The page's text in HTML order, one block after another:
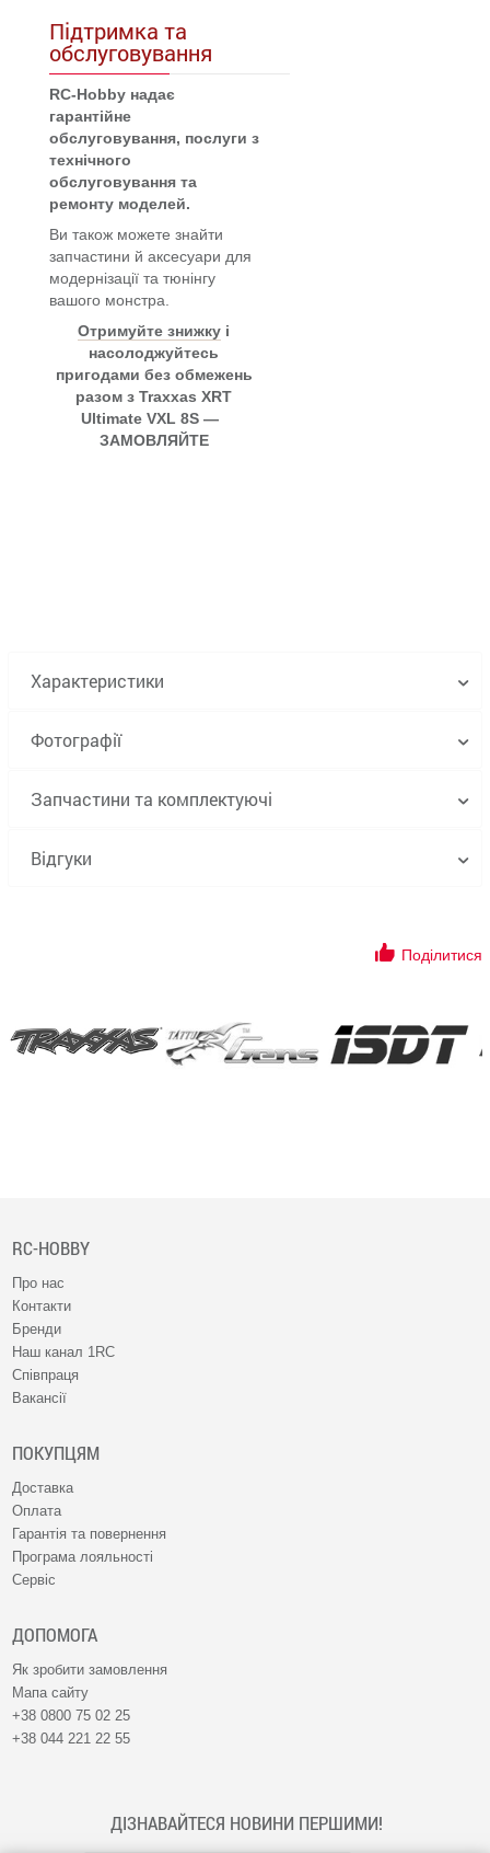
Підтримка та
обслуговування
RC-Hobby надає
гарантійне
обслуговування, послуги з
технічного
обслуговування та
ремонту моделей.
Ви також можете знайти
запчастини й аксесуари для
модернізації та тюнінгу
вашого монстра.
Отримуйте знижку і
насолоджуйтесь
пригодами без обмежень
разом з Traxxas XRT
Ultimate VXL 8S —
ЗАМОВЛЯЙТЕ
Характеристики
Фотографії
Запчастини та комплектуючі
Відгуки
Поділитися
RC-HOBBY
Про нас
Контакти
Бренди
Наш канал 1RC
Співпраця
Вакансії
ПОКУПЦЯМ
Доставка
Оплата
Гарантія та повернення
Програма лояльності
Сервіс
ДОПОМОГА
Як зробити замовлення
Мапа сайту
+38 0800 75 02 25
+38 044 221 22 55
ДІЗНАВАЙТЕСЯ НОВИНИ ПЕРШИМИ!